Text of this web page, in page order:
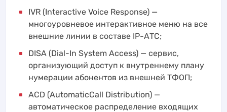
IVR (Interactive Voice Response) —
многоуровневое интерактивное меню на все
внешние линии в составе IP-АТС;
DISA (Dial-In System Access) — сервис,
организующий доступ к внутреннему плану
нумерации абонентов из внешней ТФОП;
ACD (AutomaticCall Distribution) —
автоматическое распределение входящих